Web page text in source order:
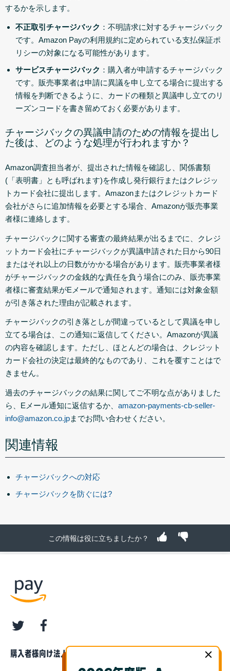
するかを示します。
不正取引チャージバック ：不明請求に対するチャージバック
です。Amazon Payの利用規約に定められている支払保証ポ
リシーの対象になる可能性があります。
サービスチャージバック ：購入者が申請するチャージバック
です。販売事業者は申請に異議を申し立てる場合に提出する
情報を判断できるように、カードの種類と異議申し立てのリ
ーズンコードを書き留めておく必要があります。
チャージバックの異議申請のための情報を提出し
た後は、どのような処理が行われますか？
Amazon調査担当者が、提出された情報を確認し、関係書類
(「表明書」とも呼ばれます)を作成し発行銀行またはクレジッ
トカード会社に提出します。Amazonまたはクレジットカード
会社がさらに追加情報を必要とする場合、Amazonが販売事業
者様に連絡します。
チャージバックに関する審査の最終結果が出るまでに、クレジ
ットカード会社にチャージバックが異議申請された日から90日
またはそれ以上の日数がかかる場合があります。販売事業者様
がチャージバックの金銭的な責任を負う場合にのみ、販売事業
者様に審査結果がEメールで通知されます。通知には対象金額
が引き落された理由が記載されます。
チャージバックの引き落としが間違っているとして異議を申し
立てる場合は、この通知に返信してください。Amazonが異議
の内容を確認します。ただし、ほとんどの場合は、クレジット
カード会社の決定は最終的なものであり、これを覆すことはで
きません。
過去のチャージバックの結果に関してご不明な点がありました
ら、Eメール通知に返信するか、 amazon-payments-cb-seller-
info@amazon.co.jpまでお問い合わせください。
関連情報
チャージバックへの対応
チャージバックを防ぐには?
この情報は役に立ちましたか？
購入者様向け法人・企業様向け
twitter facebook